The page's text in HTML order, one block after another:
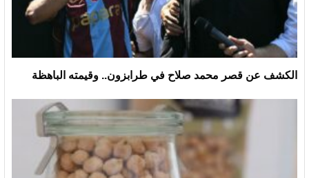
الكشف عن قصر محمد صلاح في طرابزون.. وقيمته الباهظة